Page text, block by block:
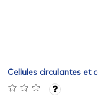
Cellules circulantes et